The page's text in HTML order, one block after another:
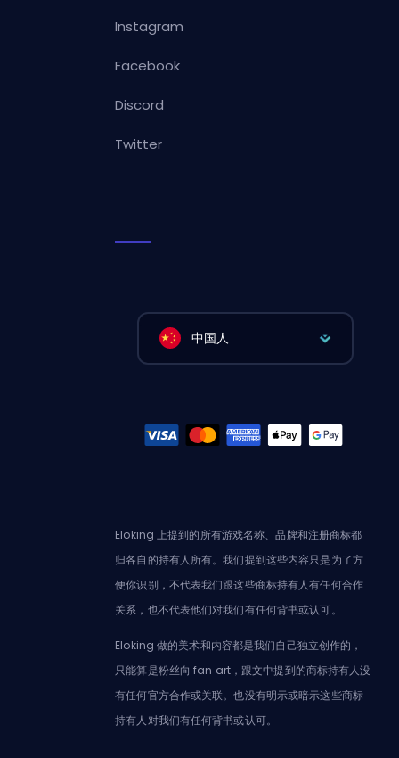
Instagram
Facebook
Discord
Twitter
中国人
Eloking 上提到的所有游戏名称、品牌和注册商标都
归各自的持有人所有。我们提到这些内容只是为了方
便你识别，不代表我们跟这些商标持有人有任何合作
关系，也不代表他们对我们有任何背书或认可。
Eloking 做的美术和内容都是我们自己独立创作的，
只能算是粉丝向 fan art，跟文中提到的商标持有人没
有任何官方合作或关联。也没有明示或暗示这些商标
持有人对我们有任何背书或认可。